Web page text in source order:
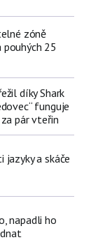
zóně
pouhých 25
díky Shark
funguje
pár vteřin
a skáče
napadli ho